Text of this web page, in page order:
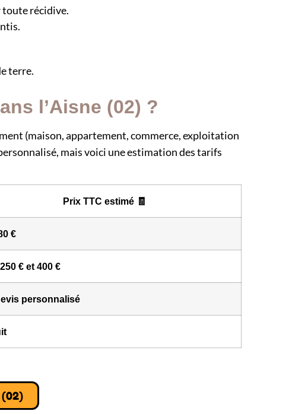
toute récidive.
l’Aisne (02) ?
(maison, appartement, commerce, exploitation
mais voici une estimation des tarifs
Prix TTC estimé 🧾
€
250 € et 400 €
personnalisé
(02)